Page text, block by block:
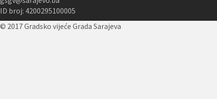
ID broj: 4200295100005
© 2017 Gradsko vijeće Grada Sarajeva